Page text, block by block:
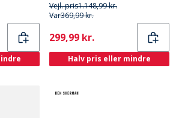
Vejl. pris1.148,99 kr.
Var369,99 kr.
Current
299,99 kr.
Halv pris eller mindre